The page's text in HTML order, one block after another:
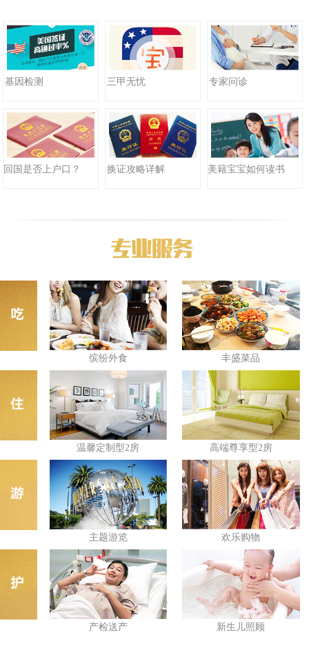
基因检测 三甲无忧 专家问诊
回国是否上户口？ 换证攻略详解 美籍宝宝如何读书
缤纷外食 丰盛菜品
温馨定制型2房 高端尊享型2房
主题游览 欢乐购物
产检送产 新生儿照顾